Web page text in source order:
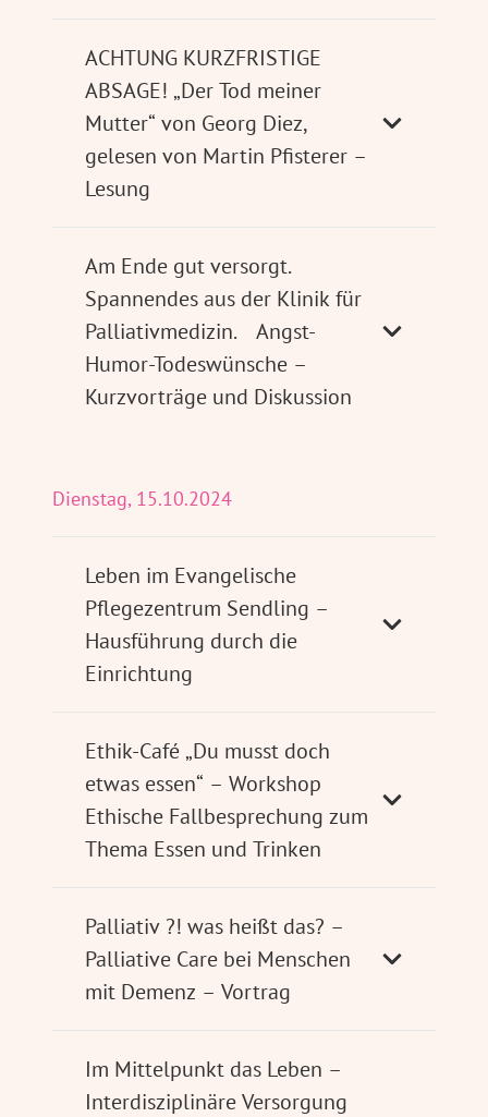
ACHTUNG KURZFRISTIGE
ABSAGE! „Der Tod meiner
Mutter“ von Georg Diez,
gelesen von Martin Pfisterer –
Lesung
Am Ende gut versorgt.
Spannendes aus der Klinik für
Palliativmedizin. Angst-
Humor-Todeswünsche –
Kurzvorträge und Diskussion
Dienstag, 15.10.2024
Leben im Evangelische
Pflegezentrum Sendling –
Hausführung durch die
Einrichtung
Ethik-Café „Du musst doch
etwas essen“ – Workshop
Ethische Fallbesprechung zum
Thema Essen und Trinken
Palliativ ?! was heißt das? –
Palliative Care bei Menschen
mit Demenz – Vortrag
Im Mittelpunkt das Leben –
Interdisziplinäre Versorgung